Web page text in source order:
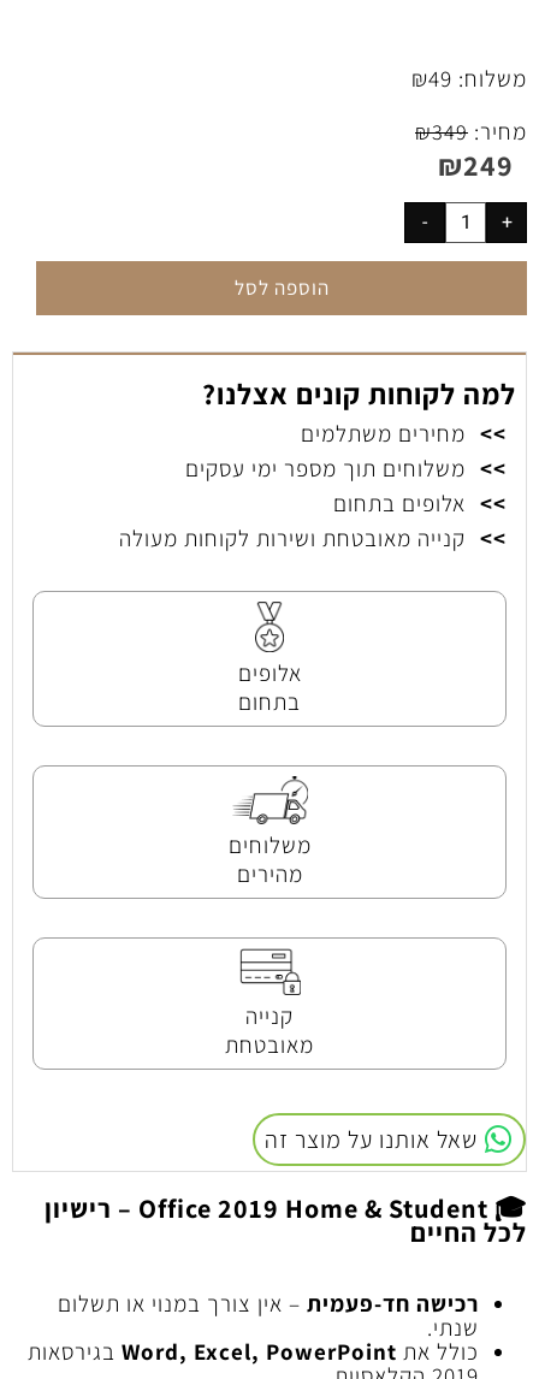
משלוח: ₪49
מחיר:
₪349
₪249
הוספה לסל
למה לקוחות קונים אצלנו?
>> מחירים משתלמים
>> משלוחים תוך מספר ימי עסקים
>> אלופים בתחום
>> קנייה מאובטחת ושירות לקוחות מעולה
אלופים
בתחום
משלוחים
מהירים
קנייה
מאובטחת
שאל אותנו על מוצר זה
🎓 Office 2019 Home & Student – רישיון
לכל החיים
רכישה חד-פעמית – אין צורך במנוי או תשלום
שנתי.
כולל את Word, Excel, PowerPoint בגירסאות